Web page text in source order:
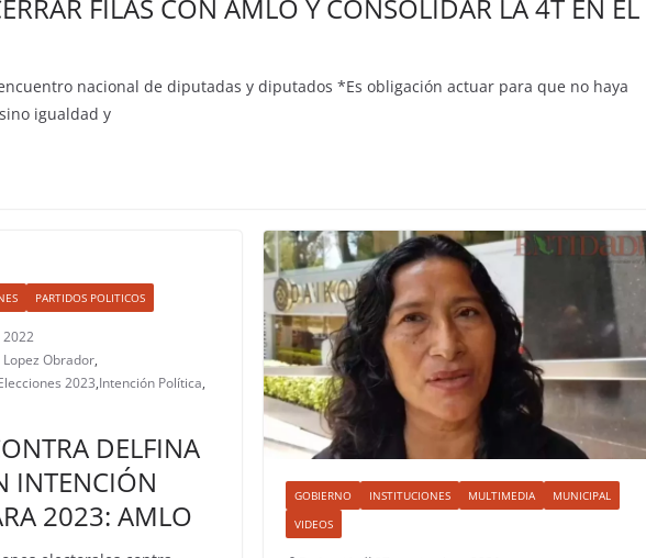
FILAS CON AMLO Y CONSOLIDAR LA 4T EN EL
nacional de diputadas y diputados *Es obligación actuar para que no haya
igualdad y
PARTIDOS POLITICOS
2022
Obrador,
2023,Intención Política,
DELFINA
INTENCIÓN
2023: AMLO
GOBIERNO INSTITUCIONES MULTIMEDIA
MUNICIPAL
VIDEOS